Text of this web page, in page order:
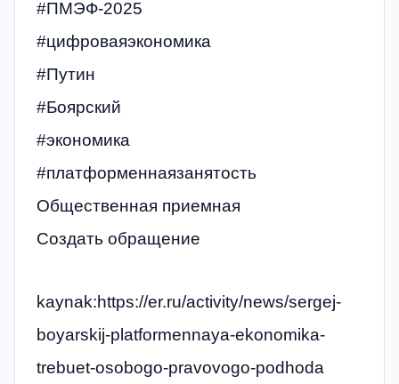
#ПМЭФ-2025
#цифроваяэкономика
#Путин
#Боярский
#экономика
#платформеннаязанятость
Общественная приемная
Создать обращение
kaynak:https://er.ru/activity/news/sergej-
boyarskij-platformennaya-ekonomika-
trebuet-osobogo-pravovogo-podhoda